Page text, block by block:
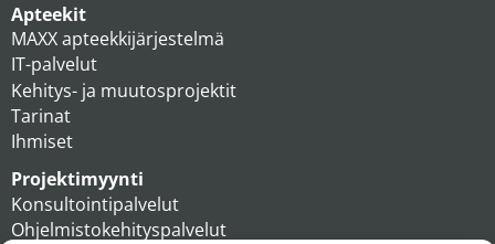
Apteekit
MAXX apteekkijärjestelmä
IT-palvelut
Kehitys- ja muutosprojektit
Tarinat
Ihmiset
Projektimyynti
Konsultointipalvelut
Ohjelmistokehityspalvelut